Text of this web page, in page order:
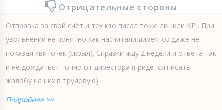
Отрицательные стороны
Отправка за свой счёт,и тех кто писал тоже лишили KPI. При
увольнении не понятно как насчитали,директор даже не
показал квиточек (скрыл). Справки жду 2 недели,и ответа так
и не дождаться точно от директора (придется писать
жалобу на них в трудовую)
Подробнее >>